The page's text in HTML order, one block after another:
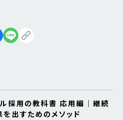
ル採用の教科書 応用編｜継続
を出すためのメソッド